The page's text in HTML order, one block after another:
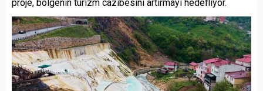
proje, bölgenin turizm cazibesini artırmayı hedefliyor.